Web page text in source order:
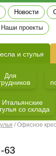
Новости
Наши проекты
и стулья
Для
Итальянские
со склада
/ Офисное
63